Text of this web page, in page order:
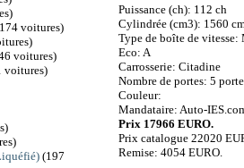
Puissance (ch): 112 ch
Cylindrée (cm3): 1560
Type de boîte de vitesse:
Eco: A
Carrosserie: Citadine
Nombre de portes: 5
Couleur:
Mandataire: Auto-
Prix 17966 EURO.
Prix catalogue 22020
Remise: 4054 EURO.
voitures)
voitures)
voitures)
(197